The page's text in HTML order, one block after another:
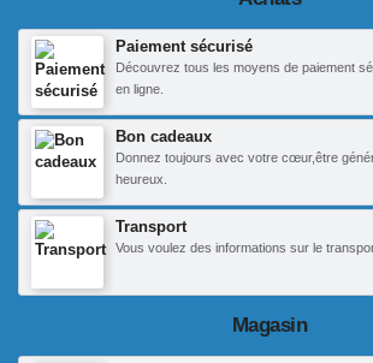
Paiement sécurisé
Découvrez tous les moyens de paiement
en ligne.
Bon cadeaux
Donnez toujours avec votre cœur,être
heureux.
Transport
Vous voulez des informations sur le
Magasin